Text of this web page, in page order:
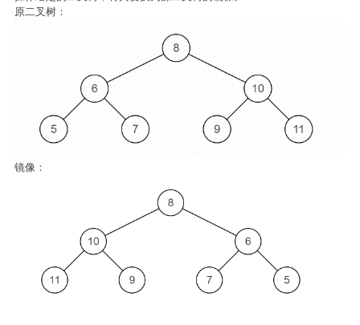
        if not proot or k>len(re) or k<=0:
        return re[k-1]
原二叉树：
镜像：